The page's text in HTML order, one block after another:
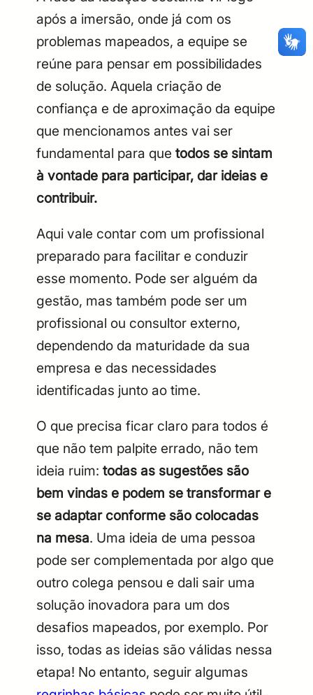
CPF Email
Digite sua senha
Confirme a senha
Digite sua senha Confirme a senha
após a imersão, onde já com os
problemas mapeados, a equipe se
reúne para pensar em possibilidades
de solução. Aquela criação de
confiança e de aproximação da equipe
que mencionamos antes vai ser
fundamental para que todos se sintam
à vontade para participar, dar ideias e
contribuir.
Aqui vale contar com um profissional
preparado para facilitar e conduzir
esse momento. Pode ser alguém da
gestão, mas também pode ser um
profissional ou consultor externo,
dependendo da maturidade da sua
empresa e das necessidades
identificadas junto ao time.
O que precisa ficar claro para todos é
que não tem palpite errado, não tem
ideia ruim: todas as sugestões são
bem vindas e podem se transformar e
se adaptar conforme são colocadas
na mesa. Uma ideia de uma pessoa
pode ser complementada por algo que
outro colega pensou e dali sair uma
solução inovadora para um dos
desafios mapeados, por exemplo. Por
isso, todas as ideias são válidas nessa
etapa! No entanto, seguir algumas